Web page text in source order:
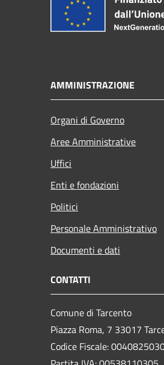
AMMINISTRAZIONE
Organi di Governo
Aree Amministrative
Uffici
Enti e fondazioni
Politici
Personale Amministrativo
Documenti e dati
CONTATTI
Comune di Tarcento
Piazza Roma, 7 33017
Codice Fiscale: